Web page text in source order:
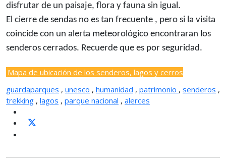
disfrutar de un paisaje, flora y fauna sin igual.
El cierre de sendas no es tan frecuente , pero si la visita
coincide con un alerta meteorológico encontraran los
senderos cerrados. Recuerde que es por seguridad.
Mapa de ubicación de los senderos, lagos y cerros
guardaparques , unesco , humanidad , patrimonio , senderos ,
trekking , lagos , parque nacional , alerces